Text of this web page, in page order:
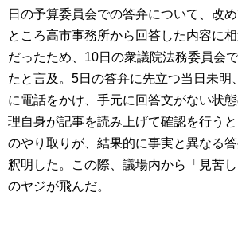
日の予算委員会での答弁について、改
ところ高市事務所から回答した内容に
だったため、10日の衆議院法務委員会
たと言及。5日の答弁に先立つ当日未明
に電話をかけ、手元に回答文がない状
理自身が記事を読み上げて確認を行う
のやり取りが、結果的に事実と異なる
釈明した。この際、議場内から「見苦
のヤジが飛んだ。